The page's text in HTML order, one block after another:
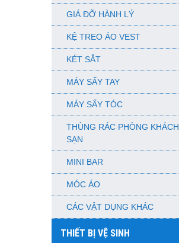
GIÁ ĐỠ HÀNH LÝ
KỆ TREO ÁO VEST
KÉT SẮT
MÁY SẤY TAY
MÁY SẤY TÓC
THÙNG RÁC PHÒNG KHÁCH
SẠN
MINI BAR
MÓC ÁO
CÁC VẬT DỤNG KHÁC
THIẾT BỊ VỆ SINH